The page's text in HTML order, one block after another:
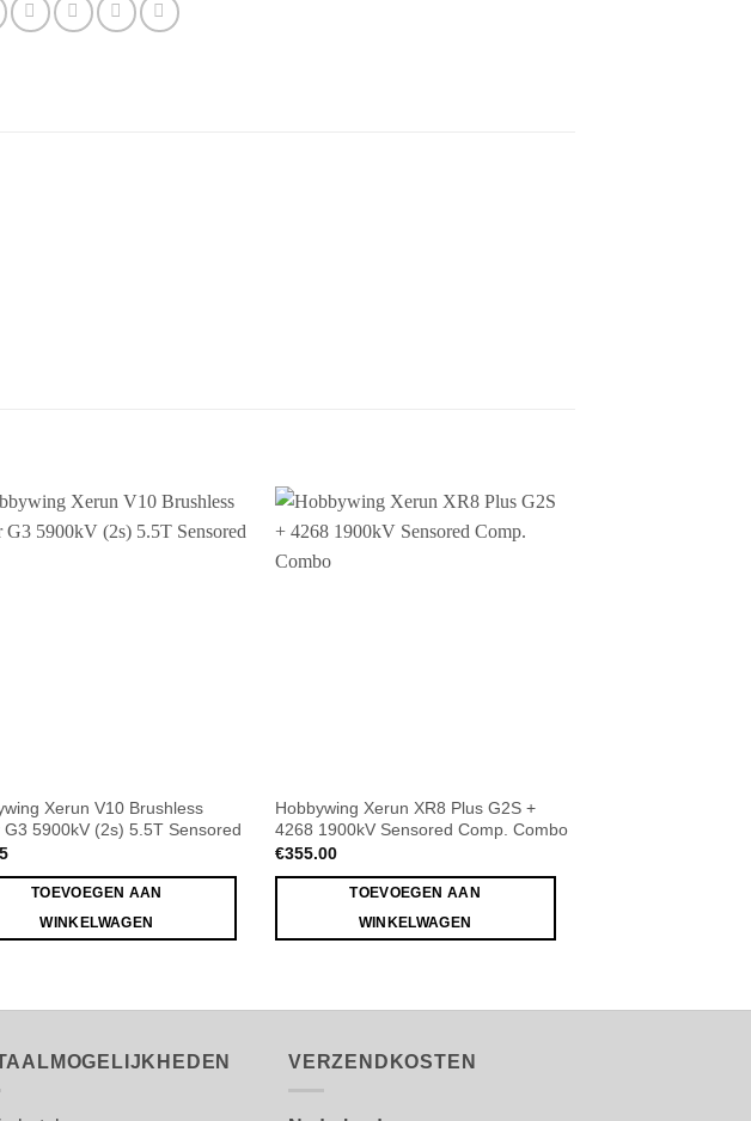
Xerun V10 Brushless
G3 5900kV (2s) 5.5T Sensored
TOEVOEGEN AAN
WINKELWAGEN
Hobbywing Xerun XR8 Plus G2S +
4268 1900kV Sensored Comp. Combo
€355.00
TOEVOEGEN AAN
WINKELWAGEN
VERZENDKOSTEN